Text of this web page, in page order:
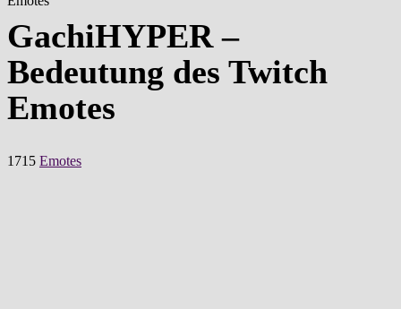
GachiHYPER –
Bedeutung des Twitch
Emotes
1715 Emotes